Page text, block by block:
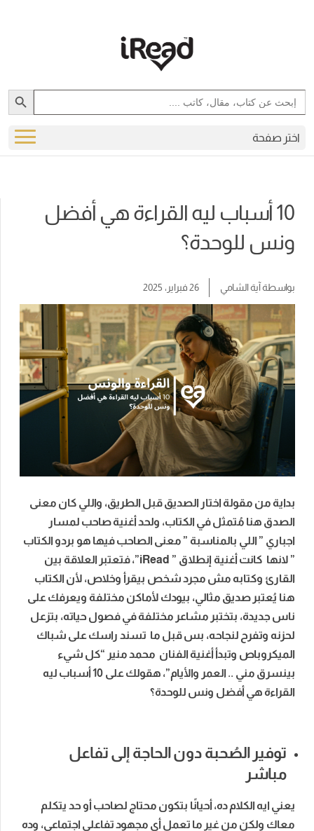
Search
for:
Search Button
اختر صفحة
10 أسباب ليه القراءة هي أفضل
ونس للوحدة؟
بواسطةآية الشامي 26 فبراير، 2025
بداية من مقولة اختار الصديق قبل الطريق، واللي كان معنى
الصدق هنا مُتمثل في الكتاب، ولحد أغنية صاحب لمسار
اجباري ” اللي بالمناسبة ” معنى الصاحب فيها هو بردو الكتاب
” لانها كانت أغنية إنطلاق ” iRead”، فتعتبر العلاقة بين
القارئ وكتابه مش مجرد شخص بيقرأ وخلاص، لأن الكتاب
هنا يُعتبر صديق مثالي، بيودك لأماكن مختلفة ويعرفك على
ناس جديدة، بتختبر مشاعر مختلفة في فصول حياته، بتزعل
لحزنه وتفرح لنجاحه، بس قبل ما تسند راسك على شباك
الميكروباص وتبدأ أغنية الفنان محمد منير “كل شيء
بينسرق مني .. العمر والأيام”، هقولك على 10 أسباب ليه
القراءة هي أفضل ونس للوحدة؟
توفير الصُحبة دون الحاجة إلى تفاعل
مباشر
يعني ايه الكلام ده، أحيانًا بتكون محتاج لصاحب أو حد يتكلم
معاك ولكن من غير ما تعمل أي مجهود تفاعلي اجتماعي، وده